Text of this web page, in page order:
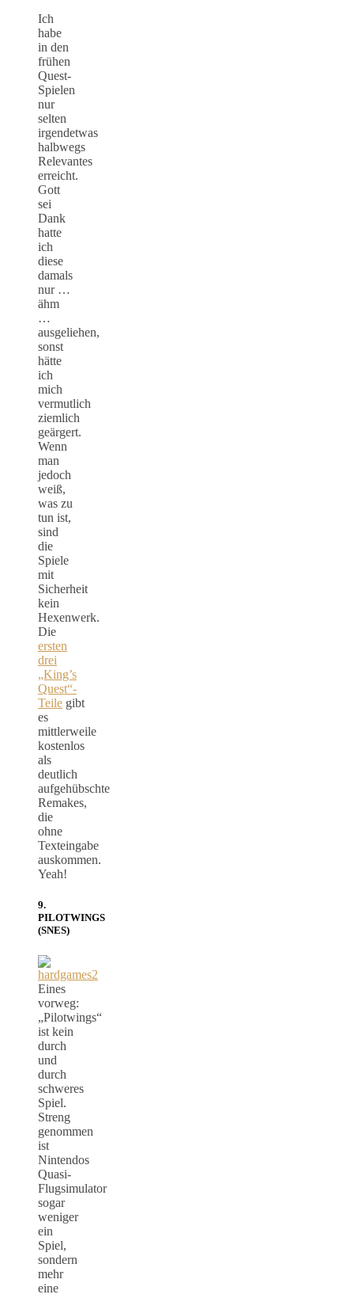
Ich
habe
in den
frühen
Quest-
Spielen
nur
selten
irgendetwas
halbwegs
Relevantes
erreicht.
Gott
sei
Dank
hatte
ich
diese
damals
nur …
ähm
…
ausgeliehen,
sonst
hätte
ich
mich
vermutlich
ziemlich
geärgert.
Wenn
man
jedoch
weiß,
was zu
tun ist,
sind
die
Spiele
mit
Sicherheit
kein
Hexenwerk.
Die
ersten
drei
„King’s
Quest“-
Teile gibt
es
mittlerweile
kostenlos
als
deutlich
aufgehübschte
Remakes,
die
ohne
Texteingabe
auskommen.
Yeah!
9.
PILOTWINGS
(SNES)
Eines
vorweg:
„Pilotwings“
ist kein
durch
und
durch
schweres
Spiel.
Streng
genommen
ist
Nintendos
Quasi-
Flugsimulator
sogar
weniger
ein
Spiel,
sondern
mehr
eine